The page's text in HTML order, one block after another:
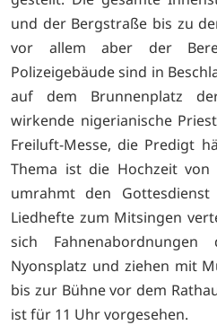
und der Bergstraße bis zu
vor allem aber der
Polizeigebäude sind in
auf dem Brunnenplatz
wirkende nigerianische
Freiluft-Messe, die Predigt
Thema ist die Hochzeit von
umrahmt den
Liedhefte zum Mitsingen
sich
Nyonsplatz und ziehen mit
bis zur Bühne vor dem
ist für 11 Uhr vorgesehen.